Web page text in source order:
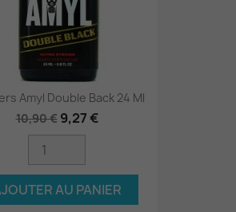
Amyl Double Back 24 Ml
10,90 € 9,27 €
AU PANIER